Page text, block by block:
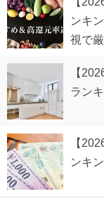
ンキ
視で
【
ラン
【
ンキ